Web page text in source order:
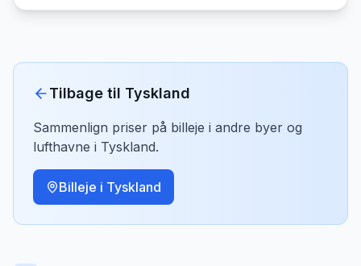
Tilbage til Tyskland
Sammenlign priser på billeje i andre byer og
lufthavne i Tyskland.
Billeje i Tyskland